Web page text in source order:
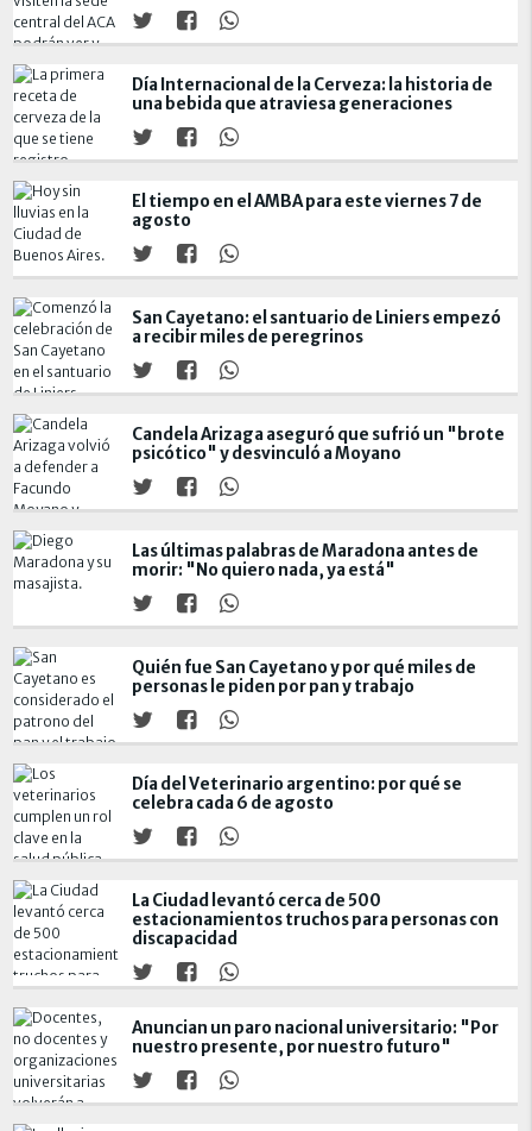
Día Internacional de la Cerveza: la historia de
una bebida que atraviesa generaciones
El tiempo en el AMBA para este viernes 7 de
agosto
San Cayetano: el santuario de Liniers empezó
a recibir miles de peregrinos
Candela Arizaga aseguró que sufrió un "brote
psicótico" y desvinculó a Moyano
Las últimas palabras de Maradona antes de
morir: "No quiero nada, ya está"
Quién fue San Cayetano y por qué miles de
personas le piden por pan y trabajo
Día del Veterinario argentino: por qué se
celebra cada 6 de agosto
La Ciudad levantó cerca de 500
estacionamientos truchos para personas con
discapacidad
Anuncian un paro nacional universitario: "Por
nuestro presente, por nuestro futuro"